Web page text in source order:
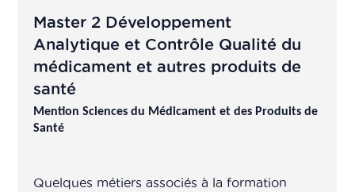
éducation à la santé
Chargé des affaires réglementaires
en logiciels en relation avec les
biotechnologies et les données de
santé
économiques
Master 2 Développement
Analytique et Contrôle Qualité du
médicament et autres produits de
santé
Mention Sciences du Médicament et des Produits de
Santé
Quelques métiers associés à la formation